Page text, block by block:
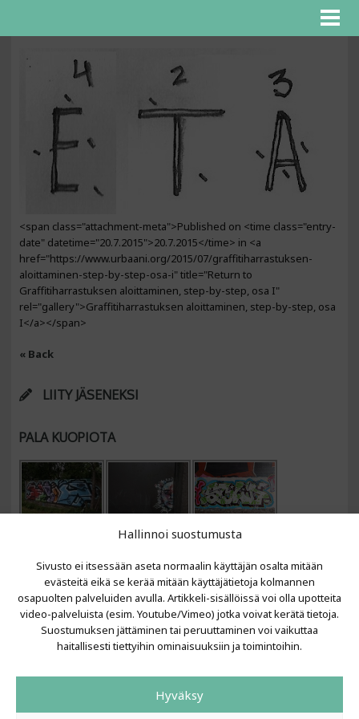
Hallinnoi suostumusta
Sivusto ei itsessään aseta normaalin käyttäjän osalta mitään
evästeitä eikä se kerää mitään käyttäjätietoja kolmannen
osapuolten palveluiden avulla. Artikkeli-sisällöissä voi olla upotteita
video-palveluista (esim. Youtube/Vimeo) jotka voivat kerätä tietoja.
Suostumuksen jättäminen tai peruuttaminen voi vaikuttaa
haitallisesti tiettyihin ominaisuuksiin ja toimintoihin.
Hyväksy
<span class="attachment-meta">Published on <time class="entry-
date" datetime="20.7.2015">20.7.2015</time> in <a
href="https://www.urbaani.org/2015/07/graffitiharrastuksen-
aloittaminen-step-by-step-osa-i" title="Return to
Graffitiharrastuksen aloittaminen, step-by-step, osa I"
rel="gallery">Graffitiharrastuksen aloittaminen, step-by-step, osa
I</a></span>
« Back
LIITY JÄSENEKSI
PALA KUOPIOTA
VIIMEISIMMÄT ARTIKKELIT
LAINIT 2025: Tarhapäivä
Urbaani Zine